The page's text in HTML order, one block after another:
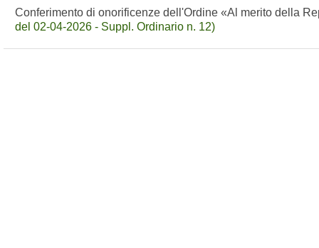
Conferimento di onorificenze dell'Ordine «Al merito della
del 02-04-2026 - Suppl. Ordinario n. 12)